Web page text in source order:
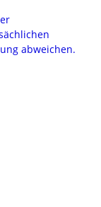
abweichen.